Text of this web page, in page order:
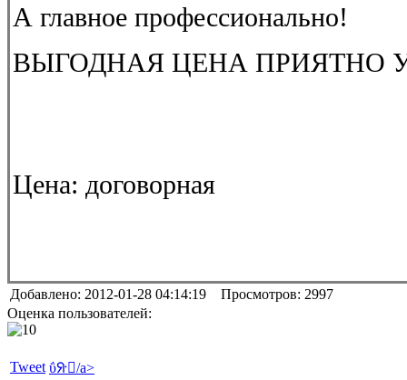
А главное профессионально!
ВЫГОДНАЯ ЦЕНА ПРИЯТНО
Цена: договорная
Добавлено: 2012-01-28 04:14:19 Просмотров: 2997
Оценка пользователей:
Tweet ΰᣨ򱿼/a>